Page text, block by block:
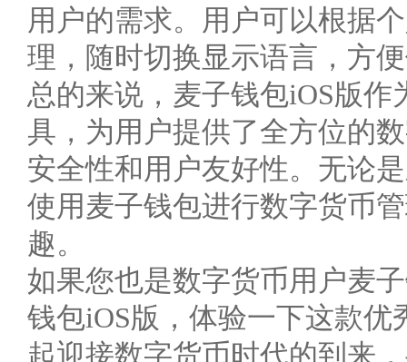
用户的需求。用户可以根据
理，随时切换显示语言，方
总的来说，麦子钱包iOS版
具，为用户提供了全方位的
安全性和用户友好性。无论
使用麦子钱包进行数字货币
趣。
如果您也是数字货币用户麦
钱包iOS版，体验一下这款
起迎接数字货币时代的到来